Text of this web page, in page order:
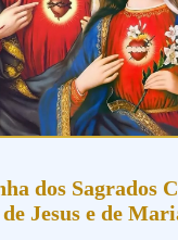
dos Sagrados
de Jesus e de